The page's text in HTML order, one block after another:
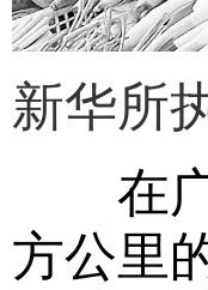
新华所
在广
方公里